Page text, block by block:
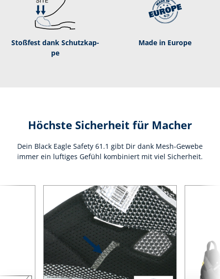
Stoßfest dank Schutz­kap­
pe
Made in Europe
Höchste Sicherheit für Macher
Dein Black Eagle Safety 61.1 gibt Dir dank Mesh-Gewebe
immer ein luftiges Gefühl kombiniert mit viel Sicherheit.